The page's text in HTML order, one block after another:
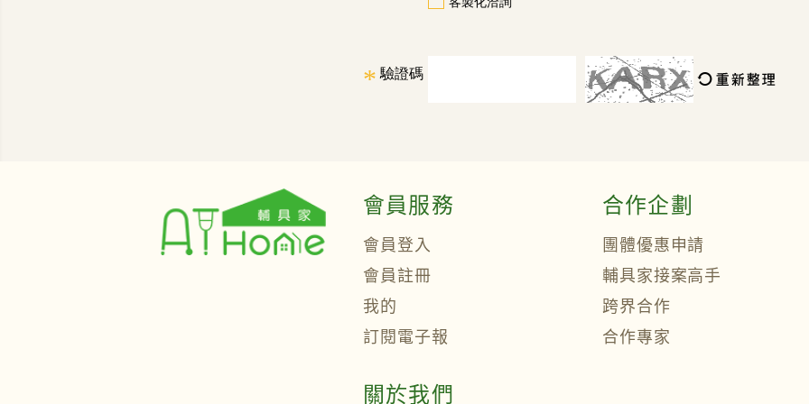
* 驗證碼
會員服務
會員登入
會員註冊
我的
訂閱電子報
合作企劃
團體優惠申請
輔具家接案高手
跨界合作
合作專家
關於我們